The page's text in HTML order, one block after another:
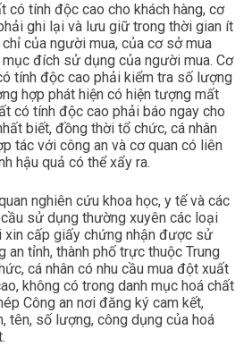
có tính độc cao cho khách hàng, cơ
ghi lại và lưu giữ trong thời gian ít
của người mua, của cơ sở mua
đích sử dụng của người mua. Cơ
tính độc cao phải kiểm tra số lượng
hợp phát hiện có hiện tượng mất
có tính độc cao phải báo ngay cho
biết, đồng thời tổ chức, cá nhân
tác với công an và cơ quan có liên
hậu quả có thể xẩy ra.
nghiên cứu khoa học, y tế và các
sử dụng thường xuyên các loại
xin cấp giấy chứng nhận được sử
an tỉnh, thành phố trực thuộc Trung
cá nhân có nhu cầu mua đột xuất
không có trong danh mục hoá chất
Công an nơi đăng ký cam kết,
tên, số lượng, công dụng của hoá